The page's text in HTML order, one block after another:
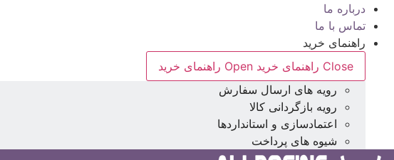
درباره ما
تماس با ما
راهنمای خرید
Close راهنمای خرید
Open راهنمای خرید
رویه های ارسال سفارش
رویه بازگردانی کالا
اعتمادسازی و استانداردها
شیوه های پرداخت